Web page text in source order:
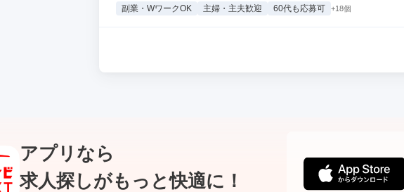
副業・WワークOK 主婦・主夫歓迎 60代も応募可 +18個
アプリなら
求人探しがもっと快適に！